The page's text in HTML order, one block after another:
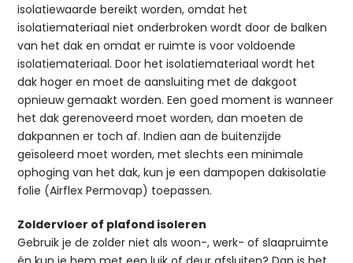
isolatiewaarde bereikt worden, omdat het
isolatiemateriaal niet onderbroken wordt door de balken
van het dak en omdat er ruimte is voor voldoende
isolatiemateriaal. Door het isolatiemateriaal wordt het
dak hoger en moet de aansluiting met de dakgoot
opnieuw gemaakt worden. Een goed moment is wanneer
het dak gerenoveerd moet worden, dan moeten de
dakpannen er toch af. Indien aan de buitenzijde
geïsoleerd moet worden, met slechts een minimale
ophoging van het dak, kun je een dampopen dakisolatie
folie (Airflex Permovap) toepassen.
Zoldervloer of plafond isoleren
Gebruik je de zolder niet als woon-, werk- of slaapruimte